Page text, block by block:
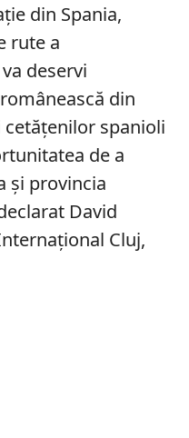
din Spania,
rute a
deservi
din
cetățenilor spanioli
de a
și provincia
David
Cluj,